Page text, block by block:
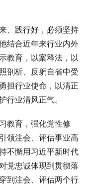
、践行好，必须坚持
结合近年来行业内外
教育，以案释法，以
剖析、反躬自省中受
担行业使命，以清正
行业清风正气。
教育，强化党性修
领注会、评估事业高
不懈用习近平新时代
党忠诚体现到贯彻落
到注会、评估两个行